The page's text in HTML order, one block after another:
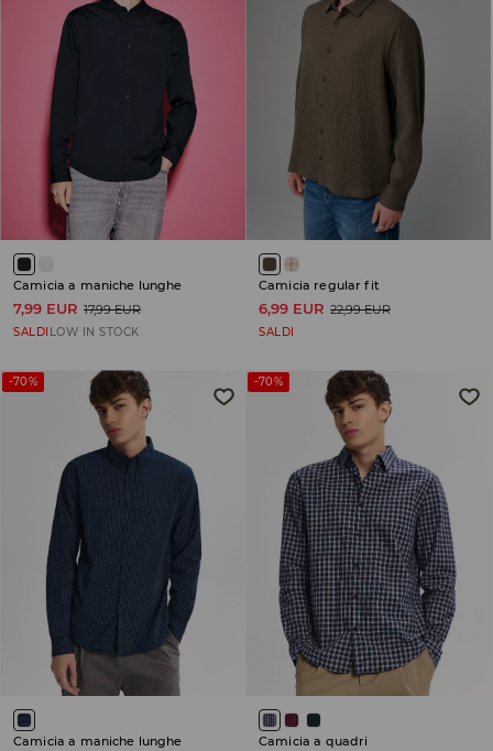
Camicia a maniche lunghe
7,99 EUR 17,99 EUR
SALDI LOW IN STOCK
Camicia regular fit
6,99 EUR 22,99 EUR
SALDI
-70%
Camicia a maniche lunghe
-70%
Camicia a quadri